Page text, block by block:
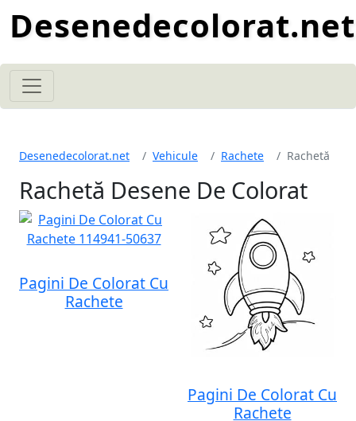
Desenedecolorat.net
Desenedecolorat.net Vehicule Rachete Rachetă
Rachetă Desene De Colorat
Pagini De Colorat Cu
Rachete
Pagini De Colorat Cu
Rachete